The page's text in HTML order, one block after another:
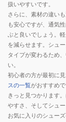
扱いやすいです。
さらに、素材の違い
も安心ですが、通気
ぶと良いでしょう。
を減らせます。シュ
タイプが変わるため
い。
初心者の方が最初に
スの一覧がおすすめ
きっと見つかります
やすさ、そしてシュ
お気に入りのシュー